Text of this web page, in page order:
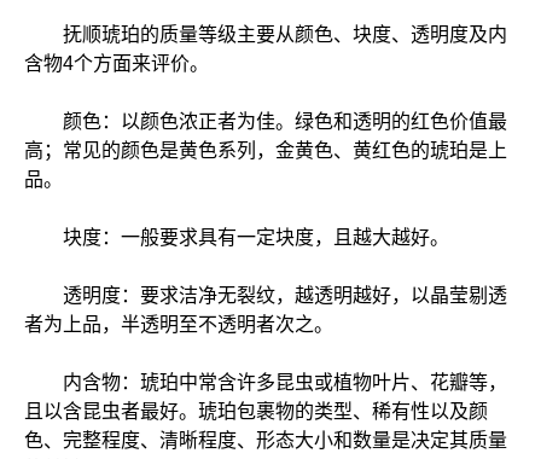
抚顺琥珀的质量等级主要从颜色、块度、透明度及内
含物4个方面来评价。
颜色：以颜色浓正者为佳。绿色和透明的红色价值最
高；常见的颜色是黄色系列，金黄色、黄红色的琥珀是上
品。
块度：一般要求具有一定块度，且越大越好。
透明度：要求洁净无裂纹，越透明越好，以晶莹剔透
者为上品，半透明至不透明者次之。
内含物：琥珀中常含许多昆虫或植物叶片、花瓣等，
且以含昆虫者最好。琥珀包裹物的类型、稀有性以及颜
色、完整程度、清晰程度、形态大小和数量是决定其质量